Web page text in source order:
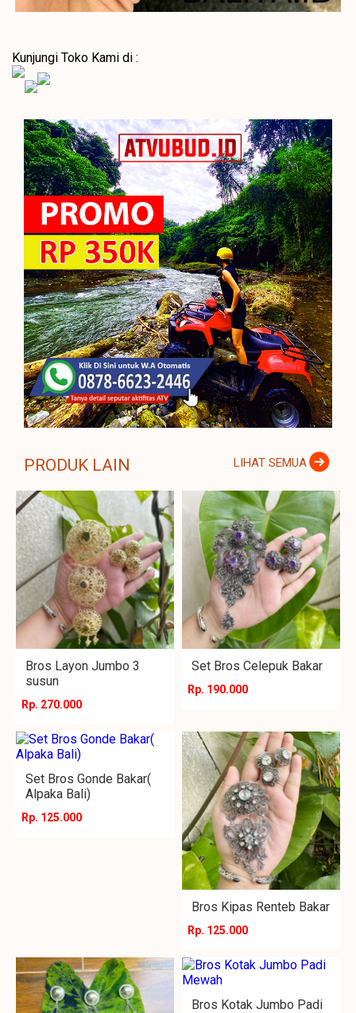
Kunjungi Toko Kami di :
PRODUK LAIN LIHAT SEMUA
Bros Layon Jumbo 3
susun
Rp. 270.000
Set Bros Celepuk Bakar
Rp. 190.000
Set Bros Gonde Bakar(
Alpaka Bali)
Rp. 125.000
Bros Kipas Renteb Bakar
Rp. 125.000
Bros Kotak Jumbo Padi